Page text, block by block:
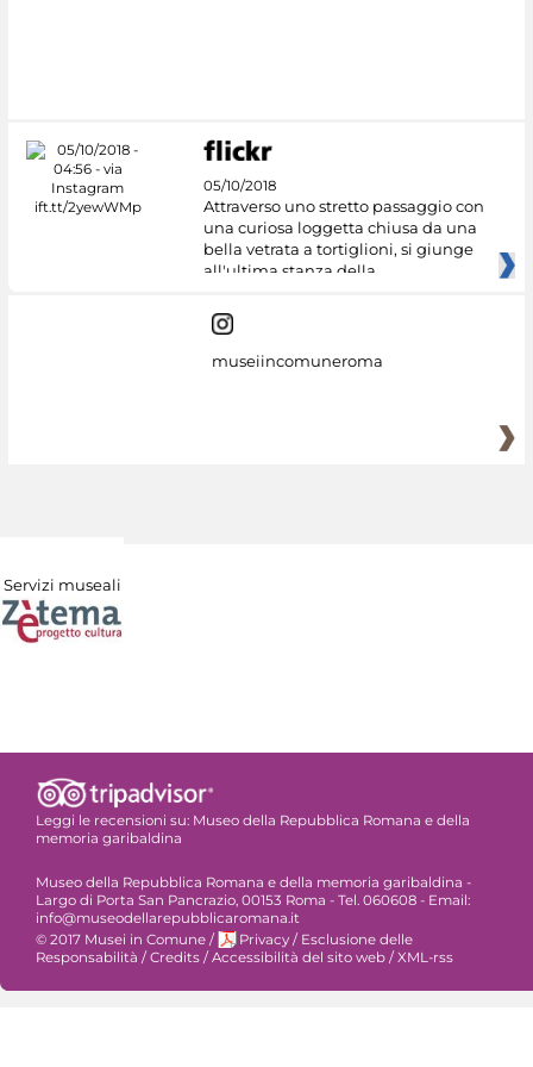
05/10/2018
Attraverso uno stretto passaggio con
una curiosa loggetta chiusa da una
bella vetrata a tortiglioni, si giunge
all'ultima stanza della
museiincomuneroma
Servizi museali
Leggi le recensioni su: Museo della Repubblica Romana e della
memoria garibaldina
Museo della Repubblica Romana e della memoria garibaldina -
Largo di Porta San Pancrazio, 00153 Roma - Tel. 060608 - Email:
info@museodellarepubblicaromana.it
© 2017 Musei in Comune / Privacy / Esclusione delle
Responsabilità /Credits /Accessibilità del sito web /XML-rss